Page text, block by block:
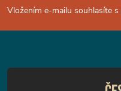
p
a
t
Vložením e-mailu souhlasíte s